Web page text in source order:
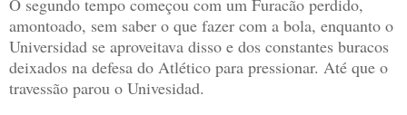
O segundo tempo começou com um Furacão perdido,
amontoado, sem saber o que fazer com a bola, enquanto o
Universidad se aproveitava disso e dos constantes buracos
deixados na defesa do Atlético para pressionar. Até que o
travessão parou o Univesidad.